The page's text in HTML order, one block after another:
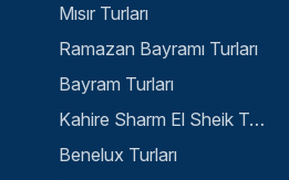
Mısır Turları
Ramazan Bayramı Turları
Bayram Turları
Kahire Sharm El Sheik Turu
Benelux Turları